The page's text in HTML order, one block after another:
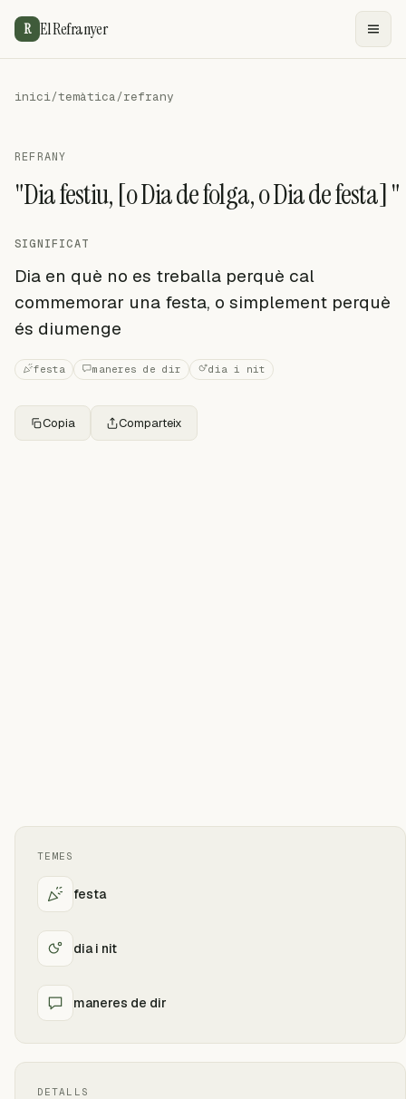
R El Refranyer
inici/temàtica/refrany
REFRANY
"Dia festiu, [o Dia de folga, o Dia de festa] "
SIGNIFICAT
Dia en què no es treballa perquè cal
commemorar una festa, o simplement perquè
és diumenge
festa maneres de dir dia i nit
Copia Comparteix
TEMES
festa
dia i nit
maneres de dir
DETALLS